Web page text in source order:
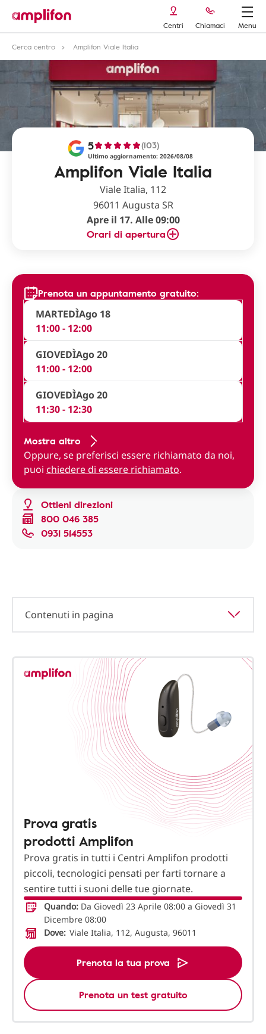
Centri Chiamaci
Menu
Cerca centro
Amplifon Viale Italia
Amplifon Viale Italia
5 (103)
Ultimo aggiornamento: 2026/08/08
Viale Italia, 112
96011 Augusta SR
Apre il 17. Alle 09:00
Orari di apertura
Ottieni direzioni
800 046 385
0931 514553
Prenota un appuntamento gratuito:
MARTEDÌAgo 18
11:00 - 12:00
GIOVEDÌAgo 20
11:00 - 12:00
GIOVEDÌAgo 20
11:30 - 12:30
Mostra altro
Oppure, se preferisci essere richiamato da noi,
puoi chiedere di essere richiamato.
Contenuti in pagina
Prova gratis
prodotti Amplifon
Prova gratis in tutti i Centri Amplifon prodotti
piccoli, tecnologici pensati per farti tornare a
sentire tutti i suoni delle tue giornate.
Quando: Da Giovedì 23 Aprile 08:00 a Giovedì 31
Dicembre 08:00
Dove: Viale Italia, 112, Augusta, 96011
Prenota la tua prova
Prenota un test gratuito